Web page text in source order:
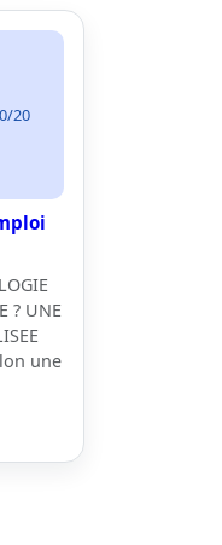
20
? UNE
une